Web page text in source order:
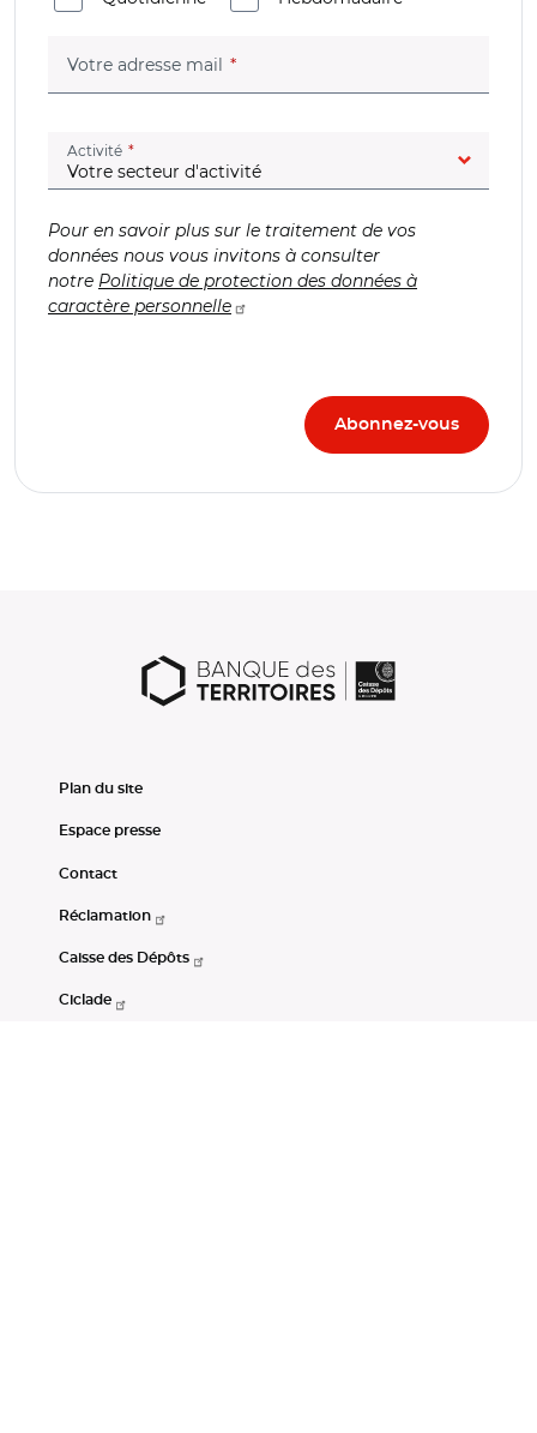
Votre adresse mail (champ obligatoire)
Activité (champ obligatoire)
Pour en savoir plus sur le traitement de vos
données nous vous invitons à consulter
notre Politique de protection des données à
caractère personnelle
Plan du site
Espace presse
Contact
Réclamation
Caisse des Dépôts
Ciclade